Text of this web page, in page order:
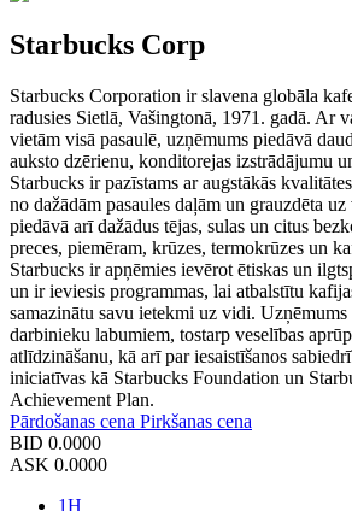
Starbucks Corp
Starbucks Corporation ir slavena globāla
radusies Sietlā, Vašingtonā, 1971. gadā. Ar
vietām visā pasaulē, uzņēmums piedāvā
auksto dzērienu, konditorejas izstrādājumu
Starbucks ir pazīstams ar augstākās
no dažādām pasaules daļām un grauzdēta
piedāvā arī dažādus tējas, sulas un citus
preces, piemēram, krūzes, termokrūzes un
Starbucks ir apņēmies ievērot ētiskas un
un ir ieviesis programmas, lai atbalstītu
samazinātu savu ietekmi uz vidi.
darbinieku labumiem, tostarp veselības
atlīdzināšanu, kā arī par iesaistīšanos
iniciatīvas kā Starbucks Foundation un
Achievement Plan.
Pārdošanas cena Pirkšanas cena
BID 0.0000
ASK 0.0000
1H